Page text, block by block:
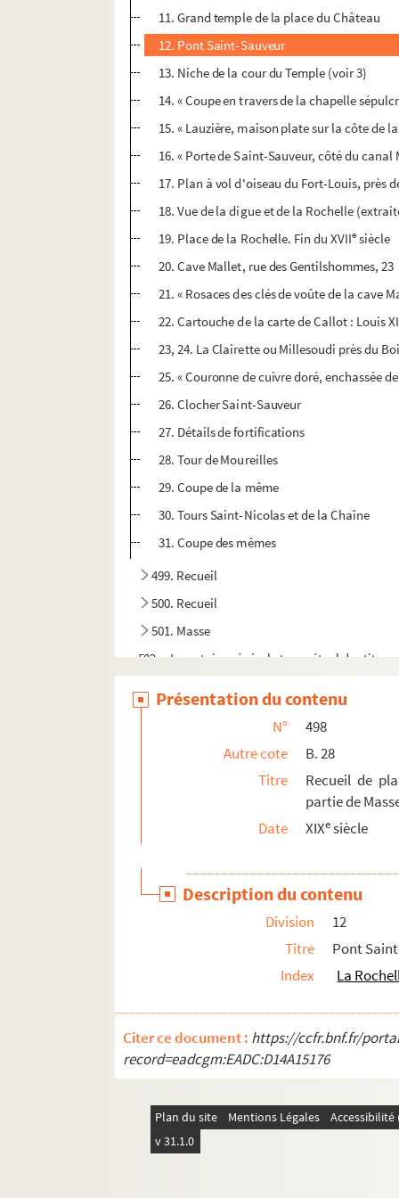
11. Grand temple de la place du Château
12. Pont Saint-Sauveur
13. Niche de la cour du Temple (voir 3)
14. « Coupe en travers de la chapelle
15. « Lauzière, maison plate sur la côte de
16. « Porte de Saint-Sauveur, côté du canal
17. Plan à vol d'oiseau du Fort-Louis, près
18. Vue de la digue et de la Rochelle
19. Place de la Rochelle. Fin du XVIIe siècle
20. Cave Mallet, rue des Gentilshommes, 23
21. « Rosaces des clés de voûte de la cave
22. Cartouche de la carte de Callot : Louis
23, 24. La Clairette ou Millesoudi près du
25. « Couronne de cuivre doré, enchassée
26. Clocher Saint-Sauveur
27. Détails de fortifications
28. Tour de Moureilles
29. Coupe de la même
30. Tours Saint-Nicolas et de la Chaîne
31. Coupe des mêmes
499. Recueil
500. Recueil
501. Masse
502. « Inventaire général et perpétuel des
504. « Terrier général de la seigneurie de la
507. « Terrier général de la seigneurie des
508. Brouillard des registres précédents
510. Lagarde, instituteur en retraite, à la
511. Quittances relatives à la Monnaie de la
515. Journal du siége de la Rochelle,
516. « Traité de la distillation »
517. « Extrait des titres et reconnoissances
519. « Receptes et mises du couvent des
520. « Registre des délibérations de
Présentation du contenu
N°
498
Autre cote
B. 28
Titre
Recueil de
partie de
Date
XIXesiècle
Description du contenu
Division
12
Titre
Pont
Index
La
Citer ce document : https://ccfr.bnf.fr/
record=eadcgm:EADC:D14A15176
Plan du site Mentions Légales
v 31.1.0